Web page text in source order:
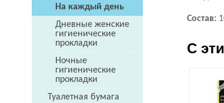
На каждый день
Дневные женские
гигиенические
прокладки
Ночные
гигиенические
прокладки
Туалетная бумага
Состав:
С